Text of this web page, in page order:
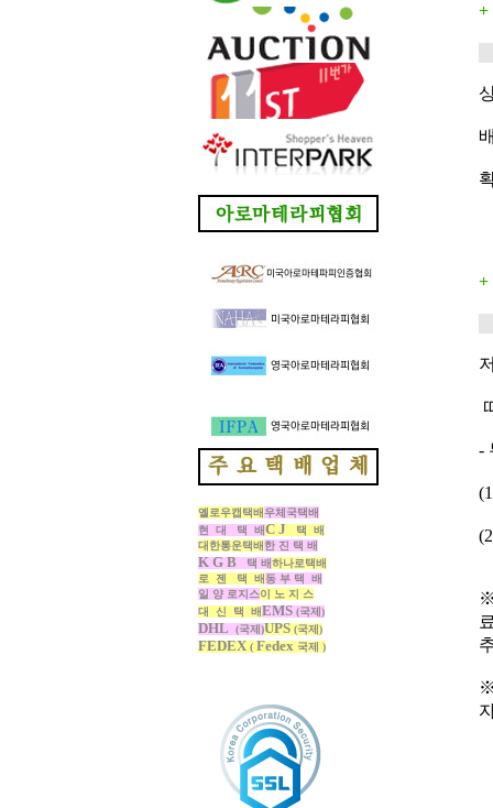
옐로우캡택배우체국택배
현 대 택 배C J 택 배
대한통운택배 한 진 택 배
K G B 택 배하나로택배
로 젠 택 배 동 부 택 배
일 양 로지스이 노 지 스
대 신 택 배EMS (국제)
DHL (국제)UPS(국제)
FEDEX( Fedex 국제 )
+
+
-